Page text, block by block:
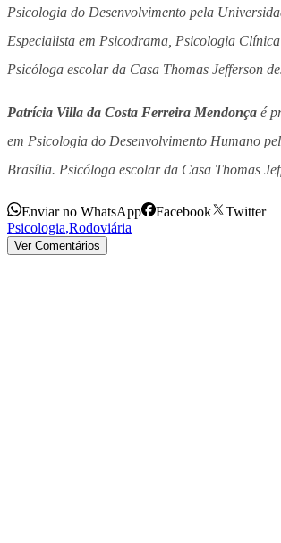
Psicologia do Desenvolvimento pela
Especialista em Psicodrama, Psicologia
Psicóloga escolar da Casa Thomas Jefferson
Patrícia Villa da Costa Ferreira Mendonça é
em Psicologia do Desenvolvimento Humano
Brasília. Psicóloga escolar da Casa Thomas
Enviar no WhatsApp Facebook
Twitter
Psicologia,Rodoviária
Ver Comentários